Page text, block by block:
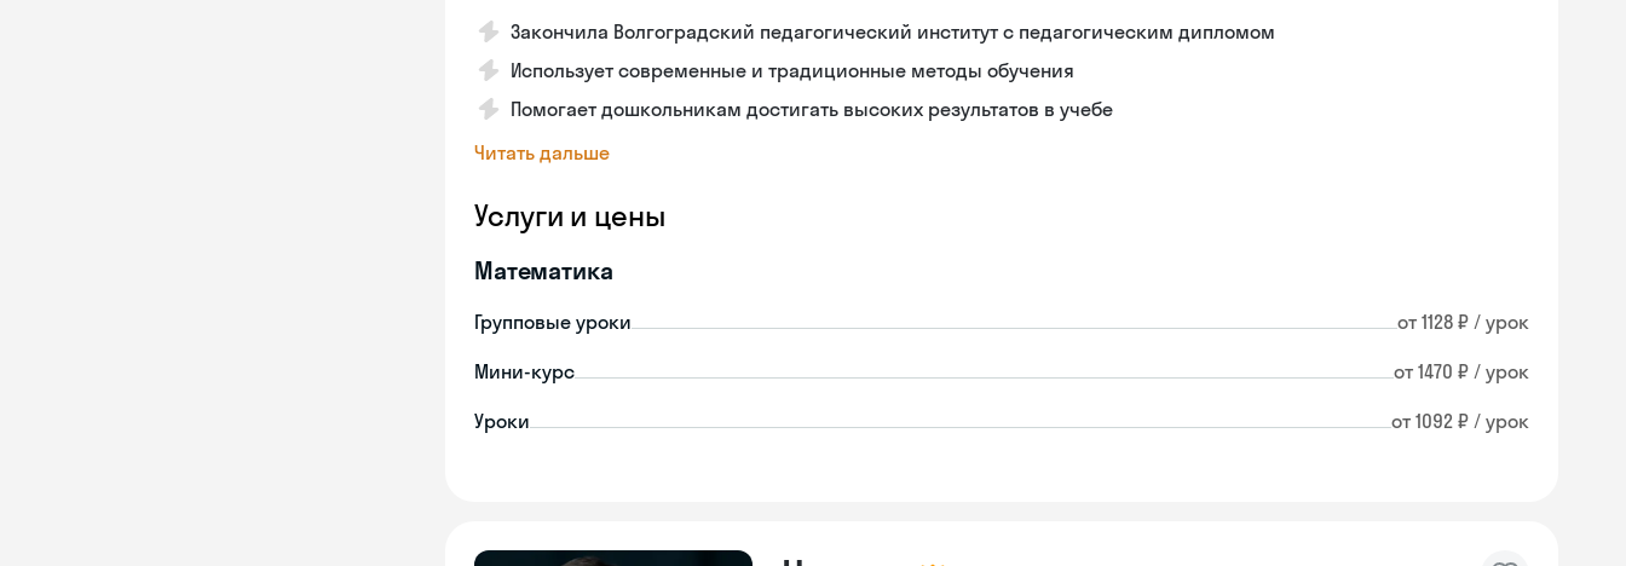
Закончила Волгоградский педагогический институт с педагогическим дипломом
Использует современные и традиционные методы обучения
Помогает дошкольникам достигать высоких результатов в учебе
Читать дальше
Услуги и цены
Математика
Групповые уроки от 1128 ₽ / урок
Мини-курс от 1470 ₽ / урок
Уроки от 1092 ₽ / урок